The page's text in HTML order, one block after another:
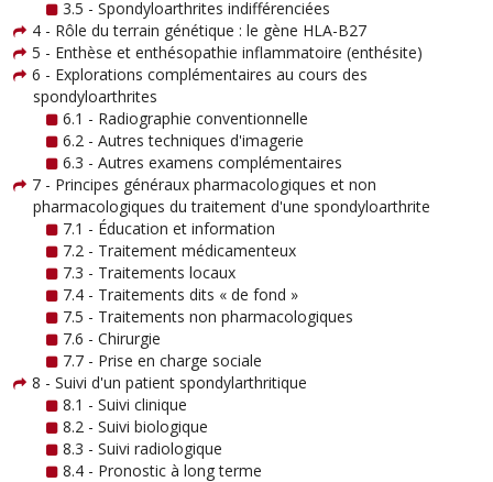
3.5 - Spondyloarthrites indifférenciées
4 - Rôle du terrain génétique : le gène HLA-B27
5 - Enthèse et enthésopathie inflammatoire (enthésite)
6 - Explorations complémentaires au cours des
spondyloarthrites
6.1 - Radiographie conventionnelle
6.2 - Autres techniques d'imagerie
6.3 - Autres examens complémentaires
7 - Principes généraux pharmacologiques et non
pharmacologiques du traitement d'une spondyloarthrite
7.1 - Éducation et information
7.2 - Traitement médicamenteux
7.3 - Traitements locaux
7.4 - Traitements dits « de fond »
7.5 - Traitements non pharmacologiques
7.6 - Chirurgie
7.7 - Prise en charge sociale
8 - Suivi d'un patient spondylarthritique
8.1 - Suivi clinique
8.2 - Suivi biologique
8.3 - Suivi radiologique
8.4 - Pronostic à long terme